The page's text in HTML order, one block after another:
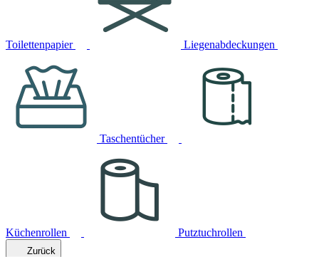
Toilettenpapier Liegenabdeckungen
Taschentücher
Küchenrollen Putztuchrollen
Zurück